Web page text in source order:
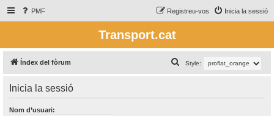
PMF Inicia la sessió
Registreu-vos
Transport.cat
Índex del fòrum Style:
e
Inicia la sessió
Nom d’usuari: